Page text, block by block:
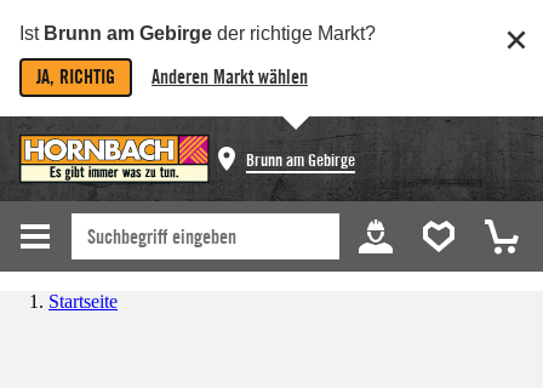
Ist Brunn am Gebirge der richtige Markt?
JA, RICHTIG Anderen Markt wählen
Brunn am Gebirge
Startseite